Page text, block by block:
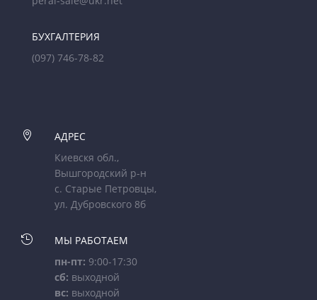
БУХГАЛТЕРИЯ
(097) 746-78-82

АДРЕС
Киевскя обл.,
Вышгородский р-н
с. Старые Петровцы,
ул. Дубровского 8б

МЫ РАБОТАЕМ
пн-пт: 9:00-17:30
сб: выходной
вс: выходной